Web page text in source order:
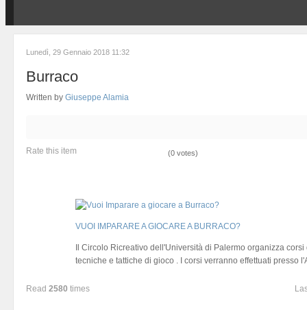
Lunedì, 29 Gennaio 2018 11:32
Burraco
Written by Giuseppe Alamia
Rate this item (0 votes)
VUOI IMPARARE A GIOCARE A BURRACO?
Il Circolo Ricreativo dell'Università di Palermo organizza
tecniche e tattiche di gioco . I corsi verranno effettuati presso
Read 2580 times